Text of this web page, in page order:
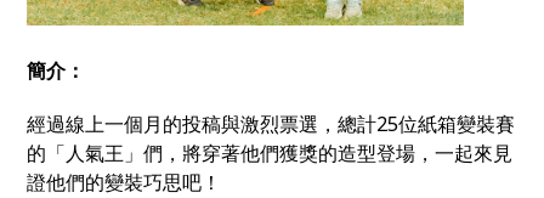
簡介：
經過線上一個月的投稿與激烈票選，總計25位紙箱變裝賽
的「人氣王」們，將穿著他們獲獎的造型登場，一起來見
證他們的變裝巧思吧！